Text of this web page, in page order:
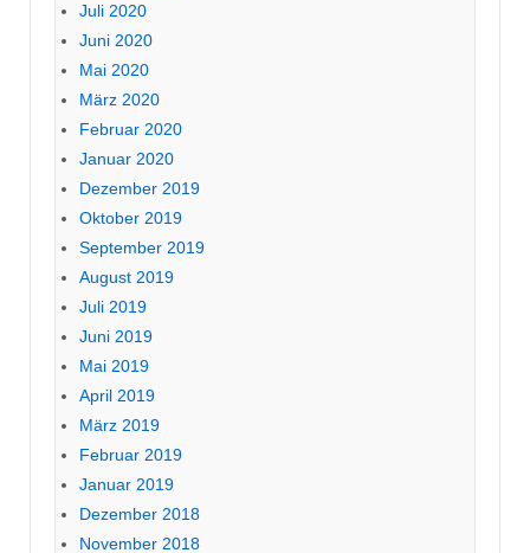
Juli 2020
Juni 2020
Mai 2020
März 2020
Februar 2020
Januar 2020
Dezember 2019
Oktober 2019
September 2019
August 2019
Juli 2019
Juni 2019
Mai 2019
April 2019
März 2019
Februar 2019
Januar 2019
Dezember 2018
November 2018